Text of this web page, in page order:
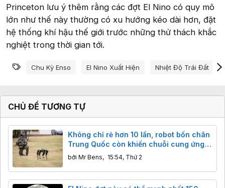
Princeton lưu ý thêm rằng các đợt El Nino có quy mô
lớn như thế này thường có xu hướng kéo dài hơn, đặt
hệ thống khí hậu thế giới trước những thử thách khắc
nghiệt trong thời gian tới.
Từ khóa
Chu Kỳ Enso El Nino Xuất Hiện Nhiệt Độ Trái Đất
CHỦ ĐỀ TƯƠNG TỰ
Không chỉ rẻ hơn 10 lần, robot bốn chân
Trung Quốc còn khiến chuỗi cung ứng
phương Tây rơi vào thế khó như thế nào?
bởi Mr Bens, 15:54, Thứ 2